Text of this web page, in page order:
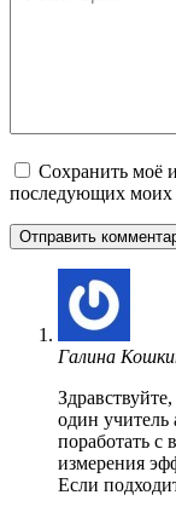
Сохранить моё
последующих моих
Галина
один учитель
поработать с
измерения
Если